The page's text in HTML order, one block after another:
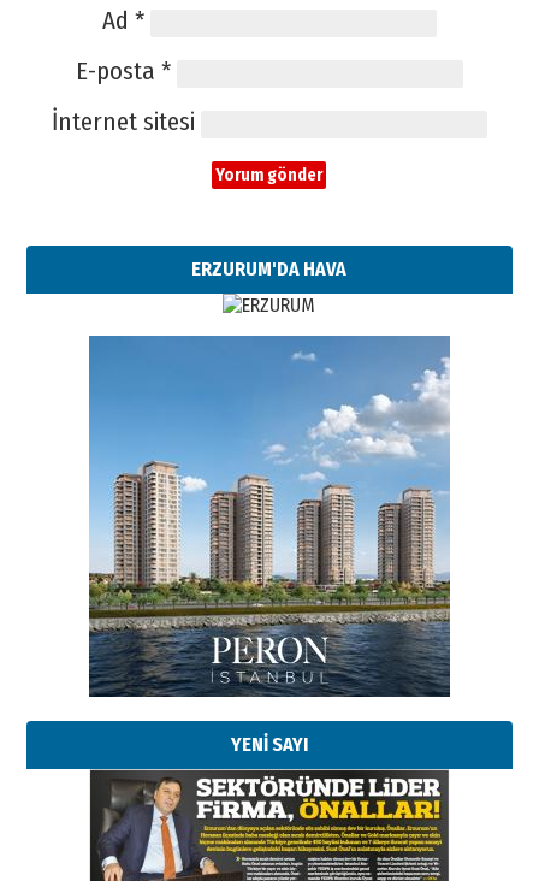
Ad *
E-posta *
İnternet sitesi
ERZURUM'DA HAVA
YENİ SAYI
Esat BİNDESEN
TRT’NİN BÖLGEYE AÇILAN SESİ
09 Ağustos 2026 Pazar
Kadir SABUNCUOĞLU
Erzurumspor’un köşe taşları
29 Haziran 2026 Pazartesi
Kenan GÜLERCİ
Murat Şahsuvaroğlu ERKON’da
çıtayı yukarı taşırken,
yönetimdekiler aşağı
çekmemeli!
17 Şubat 2026 SalıOrhan BOZKURT